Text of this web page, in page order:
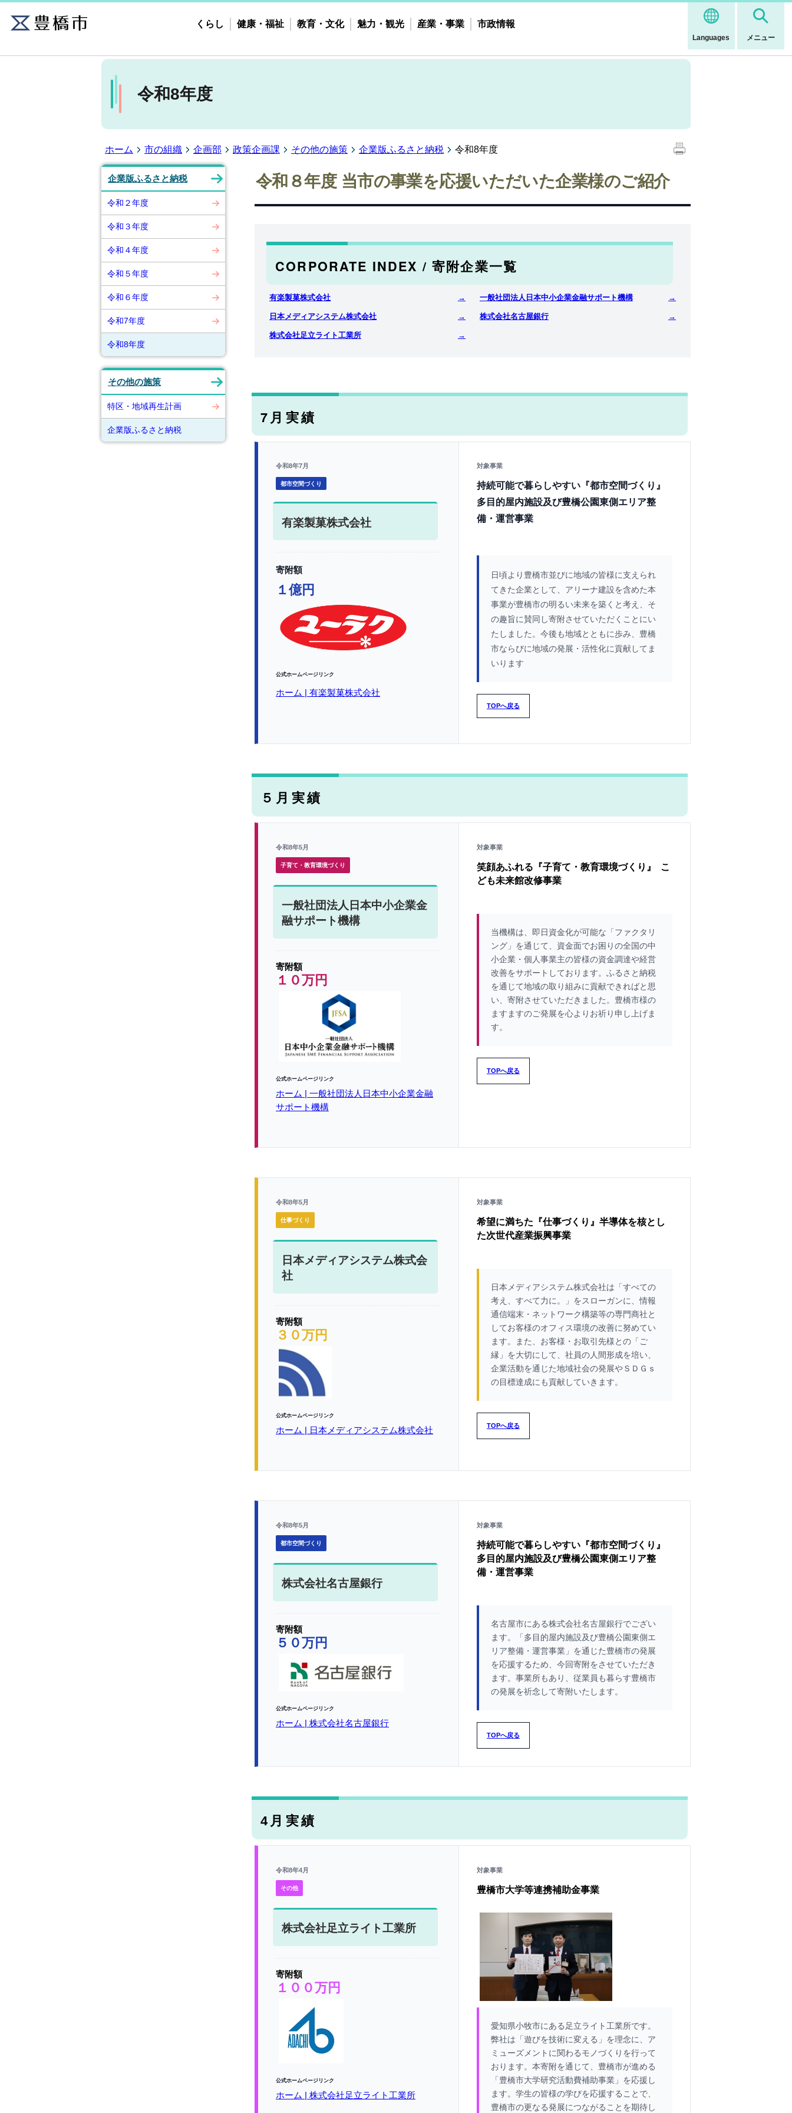
Languages メニュー
くらし 健康・福祉 教育・文化 魅力・観光 産業・事業 市政情報
令和8年度
ホーム 市の組織 企画部 政策企画課 その他の施策 企業版ふるさと納税 令和8年度
企業版ふるさと納税
令和２年度
令和３年度
令和４年度
令和５年度
令和６年度
令和7年度
令和8年度
その他の施策
特区・地域再生計画
企業版ふるさと納税
令和８年度 当市の事業を応援いただいた企業様のご紹介
CORPORATE INDEX / 寄附企業一覧
有楽製菓株式会社 → 一般社団法人日本中小企業金融サポート機構 →
日本メディアシステム株式会社 → 株式会社名古屋銀行 →
株式会社足立ライト工業所 →
7月実績
令和8年7月
都市空間づくり
有楽製菓株式会社
寄附額
１億円
公式ホームページリンク
ホーム | 有楽製菓株式会社
対象事業
持続可能で暮らしやすい『都市空間づくり』
多目的屋内施設及び豊橋公園東側エリア整
備・運営事業
日頃より豊橋市並びに地域の皆様に支えられ
てきた企業として、アリーナ建設を含めた本
事業が豊橋市の明るい未来を築くと考え、そ
の趣旨に賛同し寄附させていただくことにい
たしました。今後も地域とともに歩み、豊橋
市ならびに地域の発展・活性化に貢献してま
いります
TOPへ戻る
５月実績
令和8年5月
子育て・教育環境づくり
一般社団法人日本中小企業金
融サポート機構
寄附額
１０万円
公式ホームページリンク
ホーム | 一般社団法人日本中小企業金融
サポート機構
対象事業
笑顔あふれる『子育て・教育環境づくり』 こ
ども未来館改修事業
当機構は、即日資金化が可能な「ファクタリ
ング」を通じて、資金面でお困りの全国の中
小企業・個人事業主の皆様の資金調達や経営
改善をサポートしております。ふるさと納税
を通じて地域の取り組みに貢献できればと思
い、寄附させていただきました。豊橋市様の
ますますのご発展を心よりお祈り申し上げま
す。
TOPへ戻る
令和8年5月
仕事づくり
日本メディアシステム株式会
社
寄附額
３０万円
公式ホームページリンク
ホーム | 日本メディアシステム株式会社
対象事業
希望に満ちた『仕事づくり』半導体を核とし
た次世代産業振興事業
日本メディアシステム株式会社は「すべての
考え、すべて力に。」をスローガンに、情報
通信端末・ネットワーク構築等の専門商社と
してお客様のオフィス環境の改善に努めてい
ます。また、お客様・お取引先様との「ご
縁」を大切にして、社員の人間形成を培い、
企業活動を通じた地域社会の発展やＳＤＧｓ
の目標達成にも貢献していきます。
TOPへ戻る
令和8年5月
都市空間づくり
株式会社名古屋銀行
寄附額
５０万円
公式ホームページリンク
ホーム | 株式会社名古屋銀行
対象事業
持続可能で暮らしやすい『都市空間づくり』
多目的屋内施設及び豊橋公園東側エリア整
備・運営事業
名古屋市にある株式会社名古屋銀行でござい
ます。「多目的屋内施設及び豊橋公園東側エ
リア整備・運営事業」を通じた豊橋市の発展
を応援するため、今回寄附をさせていただき
ます。事業所もあり、従業員も暮らす豊橋市
の発展を祈念して寄附いたします。
TOPへ戻る
4月実績
令和8年4月
その他
株式会社足立ライト工業所
寄附額
１００万円
公式ホームページリンク
ホーム | 株式会社足立ライト工業所
対象事業
豊橋市大学等連携補助金事業
愛知県小牧市にある足立ライト工業所です。
弊社は「遊びを技術に変える」を理念に、ア
ミューズメントに関わるモノづくりを行って
おります。本寄附を通じて、豊橋市が進める
「豊橋市大学研究活動費補助事業」を応援し
ます。学生の皆様の学びを応援することで、
豊橋市の更なる発展につながることを期待し